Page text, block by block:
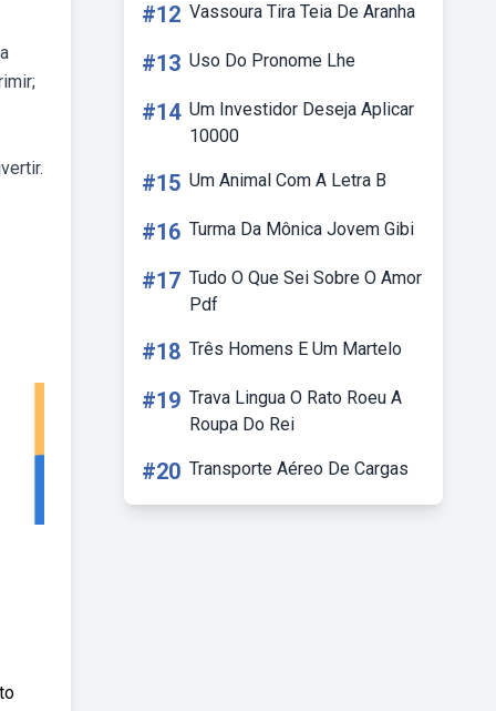
#12 Vassoura Tira Teia De Aranha
#13 Uso Do Pronome Lhe
#14 Um Investidor Deseja Aplicar
10000
#15 Um Animal Com A Letra B
#16 Turma Da Mônica Jovem Gibi
#17 Tudo O Que Sei Sobre O Amor
Pdf
#18 Três Homens E Um Martelo
#19 Trava Lingua O Rato Roeu A
Roupa Do Rei
#20 Transporte Aéreo De Cargas